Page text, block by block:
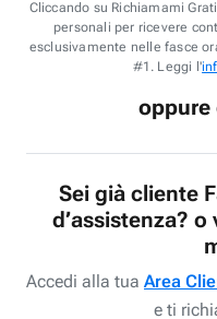
Cliccando su Richiamami
personali per ricevere
esclusivamente nelle fasce
#1. Leggi l'
oppure
Sei già cliente
d’assistenza?
Accedi alla tua Area
e ti